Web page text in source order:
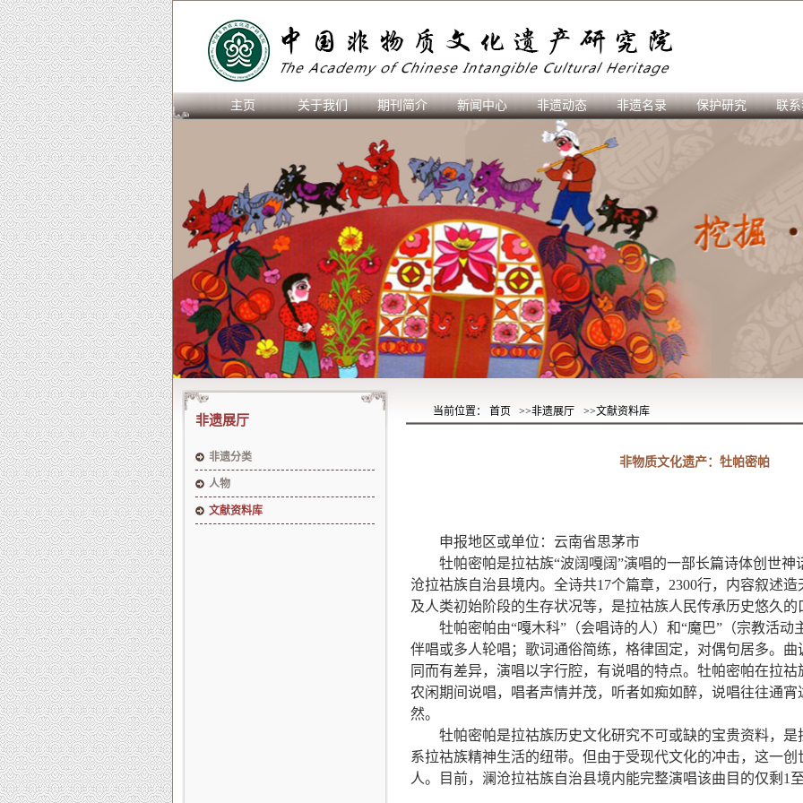
主页 关于我们 期刊简介 新闻中心 非遗动态 非遗名录 保护研究 联
当前位置： 首页 >>非遗展厅 >>文献资料库
非遗展厅
非遗分类
人物
文献资料库
非物质文化遗产：牡帕密帕
申报地区或单位：云南省思茅市
牡帕密帕是拉祜族“波阔嘎阔”演唱的一部长篇诗体创世
沧拉祜族自治县境内。全诗共17个篇章，2300行，内容叙述
及人类初始阶段的生存状况等，是拉祜族人民传承历史悠久的
牡帕密帕由“嘎木科”（会唱诗的人）和“魔巴”（宗教活动
伴唱或多人轮唱；歌词通俗简练，格律固定，对偶句居多。
同而有差异，演唱以字行腔，有说唱的特点。牡帕密帕在拉
农闲期间说唱，唱者声情并茂，听者如痴如醉，说唱往往通
然。
牡帕密帕是拉祜族历史文化研究不可或缺的宝贵资料，
系拉祜族精神生活的纽带。但由于受现代文化的冲击，这一
人。目前，澜沧拉祜族自治县境内能完整演唱该曲目的仅剩1